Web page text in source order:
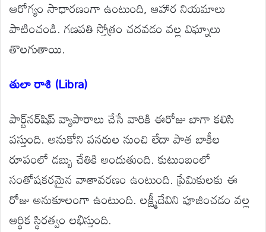
ఆరోగ్యం సాధారణంగా ఉంటుంది, ఆహార నియమాలు
పాటించండి. గణపతి స్తోత్రం చదవడం వల్ల విఘ్నాలు
తొలగుతాయి.
తులా రాశి (Libra)
పార్ట్‌నర్‌షిప్ వ్యాపారాలు చేసే వారికి ఈరోజు బాగా కలిసి
వస్తుంది. అనుకోని వనరుల నుంచి లేదా పాత బాకీల
రూపంలో డబ్బు చేతికి అందుతుంది. కుటుంబంలో
సంతోషకరమైన వాతావరణం ఉంటుంది. ప్రేమికులకు ఈ
రోజు అనుకూలంగా ఉంటుంది. లక్ష్మీదేవిని పూజించడం వల్ల
ఆర్థిక స్థిరత్వం లభిస్తుంది.